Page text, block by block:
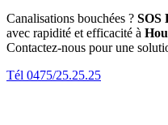
Canalisations bouchées ? SOS
avec rapidité et efficacité à
Contactez-nous pour une
Tél 0475/25.25.25